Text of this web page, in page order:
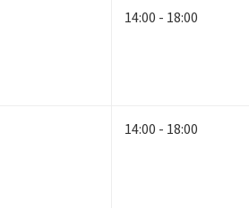
14:00 - 18:00
14:00 - 18:00